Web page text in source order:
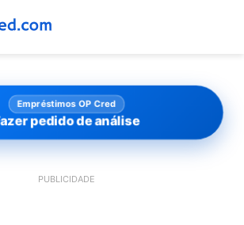
Empréstimos OP Cred
pedido de análise
PUBLICIDADE